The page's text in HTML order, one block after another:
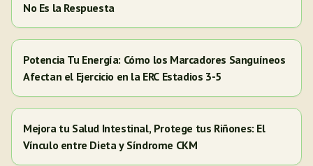
No Es la Respuesta
Potencia Tu Energía: Cómo los Marcadores Sanguíneos
Afectan el Ejercicio en la ERC Estadios 3-5
Mejora tu Salud Intestinal, Protege tus Riñones: El
Vínculo entre Dieta y Síndrome CKM